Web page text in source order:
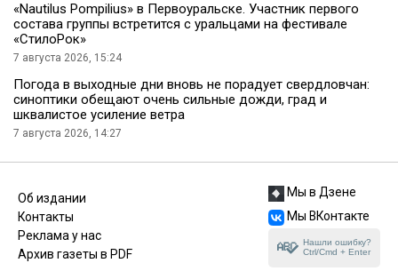
«Nautilus Pompilius» в Первоуральске. Участник первого
состава группы встретится с уральцами на фестивале
«СтилоРок»
7 августа 2026, 15:24
Погода в выходные дни вновь не порадует свердловчан:
синоптики обещают очень сильные дожди, град и
шквалистое усиление ветра
7 августа 2026, 14:27
Об издании
Контакты
Реклама у нас
Архив газеты в PDF
Мы в Дзене
Мы ВКонтакте
Нашли ошибку?
Ctrl/Cmd + Enter